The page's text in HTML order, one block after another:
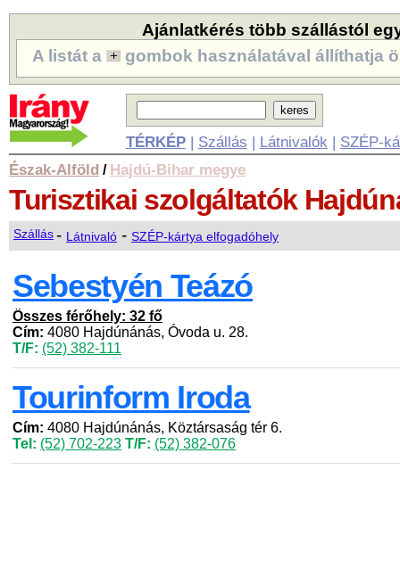
Ajánlatkérés több szállástól
A listát a
gombok használatával állíthatja
TÉRKÉP| Szállás | Látnivalók | SZÉP-
Észak-Alföld / Hajdú-Bihar megye
Turisztikai szolgáltatók
Szállás- Látnivaló - SZÉP-kártya elfogadóhely
Sebestyén Teázó
Összes férőhely: 32 fő
Cím: 4080 Hajdúnánás, Óvoda u. 28.
T/F: (52) 382-111
Tourinform Iroda
Cím: 4080 Hajdúnánás, Köztársaság tér 6.
Tel: (52) 702-223 T/F: (52) 382-076